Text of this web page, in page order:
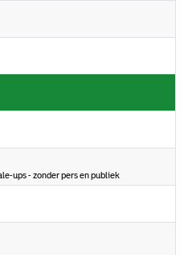
ups - zonder pers en publiek